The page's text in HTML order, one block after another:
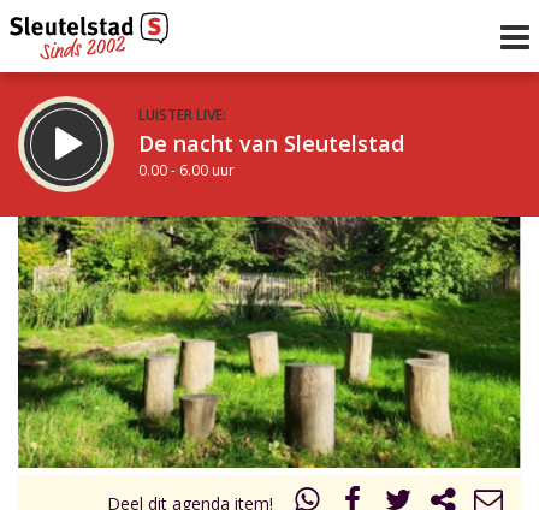
LUISTER LIVE:
De nacht van Sleutelstad
0.00 - 6.00 uur
STRAKS:
De ochtend van Sleutelstad
6.00 - 12.00 uur
Vorig uur
uur 1 van 0 Volgend uur
Inklappen
Deel dit agenda item!